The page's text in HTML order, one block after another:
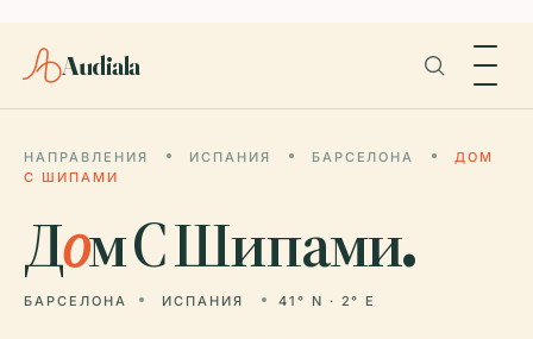
Audiala
НАПРАВЛЕНИЯ ИСПАНИЯ БАРСЕЛОНА
ДОМ
С ШИПАМИ
Дом С Шипами.
БАРСЕЛОНА ИСПАНИЯ 41° N · 2° E